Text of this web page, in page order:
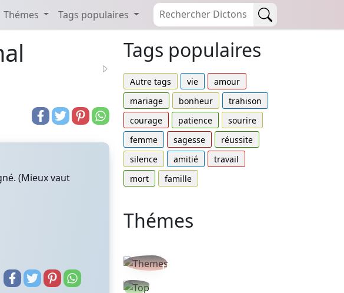
Thémes Tags populaires
(Mieux vaut
Tags populaires
Autre tags vie
amour
mariage
bonheur
trahison
courage
patience
sourire
femme
sagesse
réussite
silence
amitié
travail
mort
famille
Thémes
thèmes